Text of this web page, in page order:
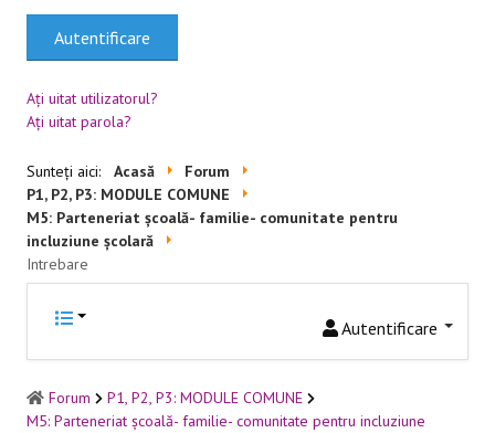
Afişe
CAMPANIE ONLINE
RESURSE EDUCAŢIONALE
Educație incluzivă
Management instituțional
BUNE PRACTICI
Educaţie incluzivă
Capacitate instituţională
FORUM
Autentificare
Aţi uitat utilizatorul?
Aţi uitat parola?
Sunteți aici: Acasă
Forum
P1, P2, P3: MODULE COMUNE
M5: Parteneriat școală- familie- comunitate pentru
incluziune școlară
Intrebare
Autentificare
Forum
P1, P2, P3: MODULE COMUNE
M5: Parteneriat școală- familie- comunitate pentru incluziune